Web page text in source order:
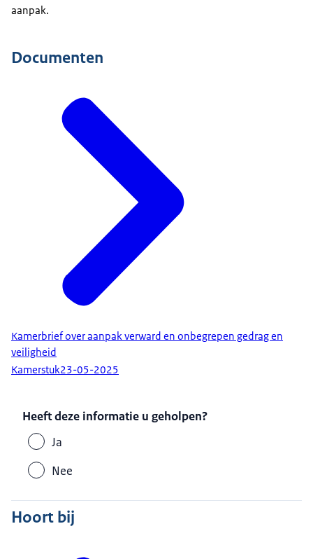
aanpak.
Documenten
Kamerbrief over aanpak verward en onbegrepen gedrag en
veiligheid
Kamerstuk23-05-2025
Heeft deze informatie u geholpen?
Ja
Nee
Hoort bij